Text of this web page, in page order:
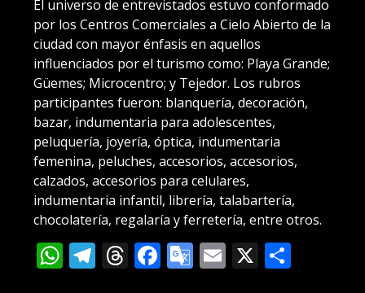
El universo de entrevistados estuvo conformado
por los Centros Comerciales a Cielo Abierto de la
ciudad con mayor énfasis en aquellos
influenciados por el turismo como: Playa Grande;
Güemes; Microcentro; y Tejedor. Los rubros
participantes fueron: blanquería, decoración,
bazar, indumentaria para adolescentes,
peluquería, joyería, óptica, indumentaria
femenina, peluches, accesorios, accesorios,
calzados, accesorios para celulares,
indumentaria infantil, librería, talabartería,
chocolatería, regalaría y ferretería, entre otros.
WhatsApp
Telegram
Threads
Facebook
Google
Email
X